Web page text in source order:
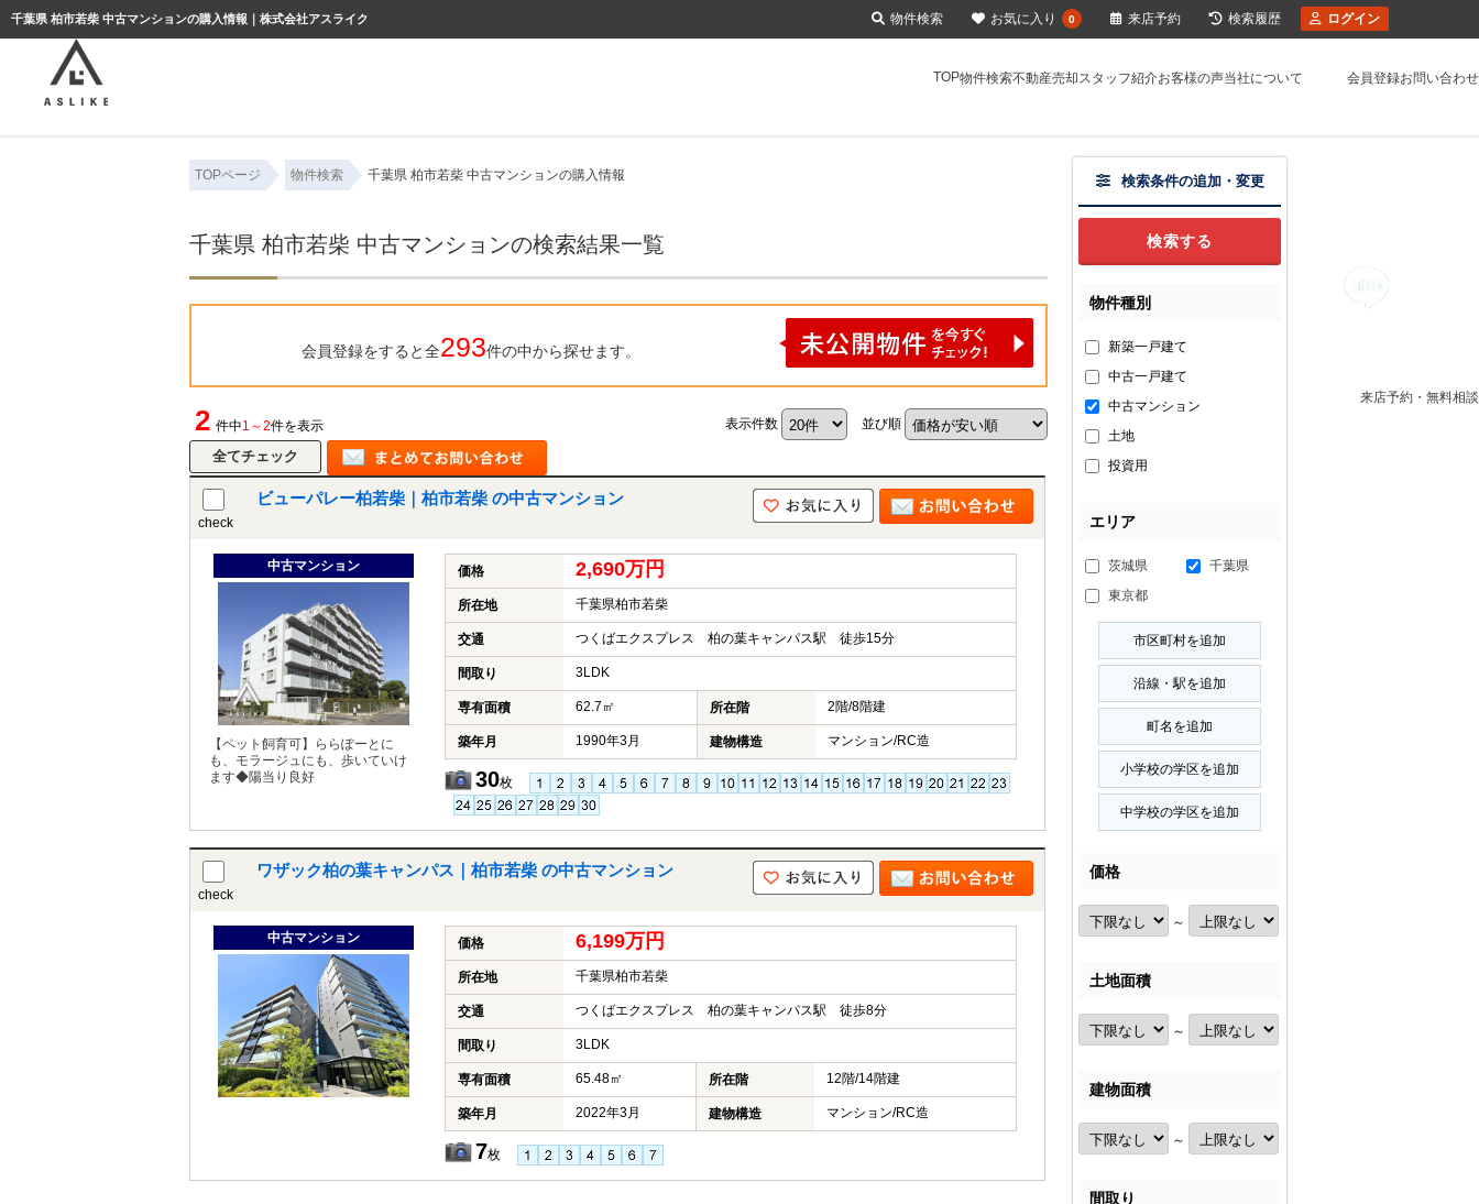
千葉県 柏市若柴 中古マンションの購入情報｜株式会社アスライク
TOP物件検索不動産売却スタッフ紹介お客様の声当社について 会員登録お問い合わせ
来店予約・無料相談
TOPページ 物件検索 千葉県 柏市若柴 中古マンションの購入情報
千葉県 柏市若柴 中古マンションの検索結果一覧
会員登録をすると全293件の中から探せます。
2 件中1～2件を表示 表示件数 並び順
check
ビューパレー柏若柴｜柏市若柴 の中古マンション
中古マンション
【ペット飼育可】ららぽーとに
も、モラージュにも、歩いていけ
ます◆陽当り良好
価格 2,690万円
所在地 千葉県柏市若柴
交通 つくばエクスプレス 柏の葉キャンパス駅 徒歩15分
間取り 3LDK
専有面積 62.7㎡ 所在階 2階/8階建
築年月 1990年3月 建物構造 マンション/RC造
30枚
check
ワザック柏の葉キャンパス｜柏市若柴 の中古マンション
中古マンション 価格 6,199万円
所在地 千葉県柏市若柴
交通 つくばエクスプレス 柏の葉キャンパス駅 徒歩8分
間取り 3LDK
専有面積 65.48㎡ 所在階 12階/14階建
築年月 2022年3月 建物構造 マンション/RC造
7枚
検索条件の追加・変更
物件種別
新築一戸建て
中古一戸建て
中古マンション
土地
投資用
エリア
茨城県
千葉県
東京都
価格
～
土地面積
～
建物面積
～
間取り
物件検索 お気に入り 0 来店予約 検索履歴 ログイン
ようこそゲスト様